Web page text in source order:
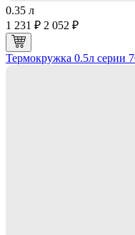
0.35 л
1 231 ₽ 2 052 ₽
Термокружка 0.5л серии